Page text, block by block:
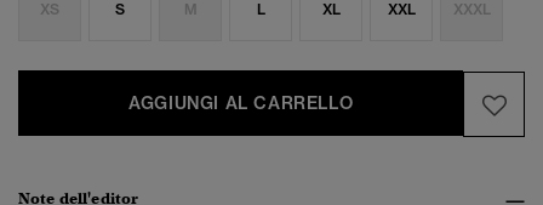
XS S M L XL XXL XXXL
AGGIUNGI AL CARRELLO
Note dell'editor